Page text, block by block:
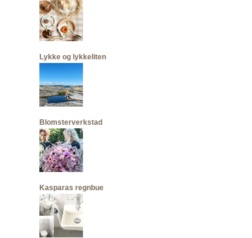
Lykke og lykkeliten
Blomsterverkstad
Kasparas regnbue